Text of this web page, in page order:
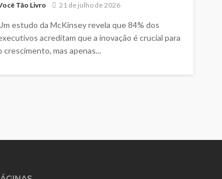
Tão Livro 21 de julho de 2026
estudo da McKinsey revela que 84% dos
acreditam que a inovação é crucial para
crescimento, mas apenas...